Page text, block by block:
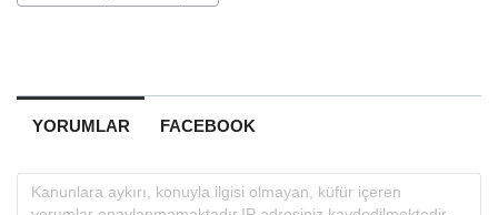
YORUMLAR FACEBOOK